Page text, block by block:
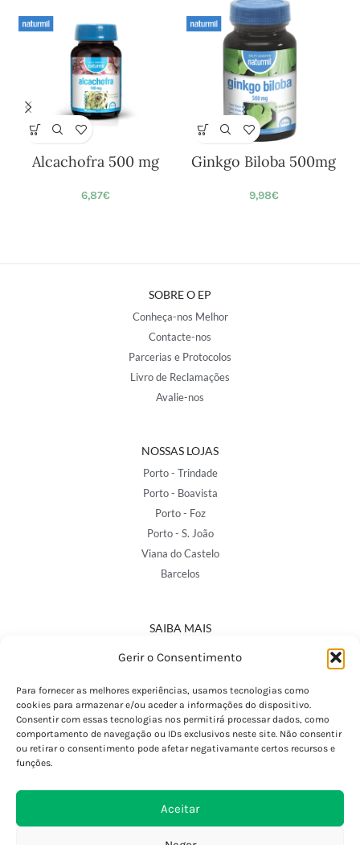
Gerir o Consentimento
Para fornecer as melhores experiências, usamos tecnologias como
cookies para armazenar e/ou aceder a informações do dispositivo.
Consentir com essas tecnologias nos permitirá processar dados, como
comportamento de navegação ou IDs exclusivos neste site. Não consentir
ou retirar o consentimento pode afetar negativamante certos recursos e
funções.
Aceitar
Alcachofra 500 mg
6,87€
Ginkgo Biloba 500mg
9,98€
SOBRE O EP
Conheça-nos Melhor
Contacte-nos
Parcerias e Protocolos
Livro de Reclamações
Avalie-nos
NOSSAS LOJAS
Porto - Trindade
Porto - Boavista
Porto - Foz
Porto - S. João
Viana do Castelo
Barcelos
SAIBA MAIS
Política de Privacidade
Termos e Condições
Perguntas Frequentes
Custos de Envio
Encomendas Internacionais
Devoluções e Trocas